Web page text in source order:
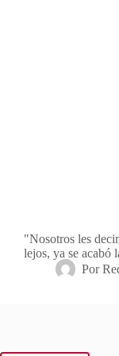
"Nosotros les
lejos, ya se acabó
Por